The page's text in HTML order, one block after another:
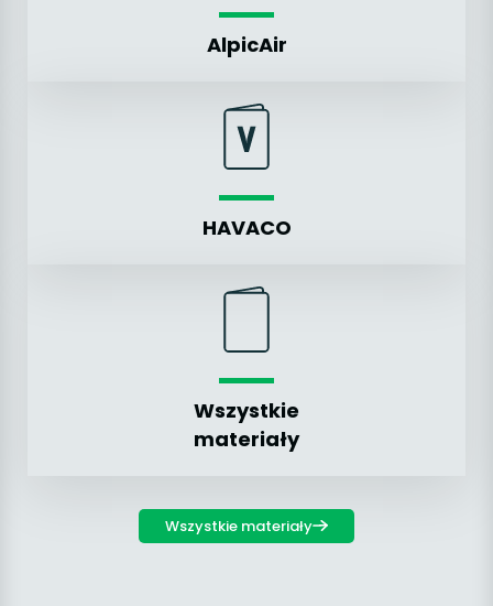
AlpicAir
HAVACO
Wszystkie
materiały
Wszystkie materiały